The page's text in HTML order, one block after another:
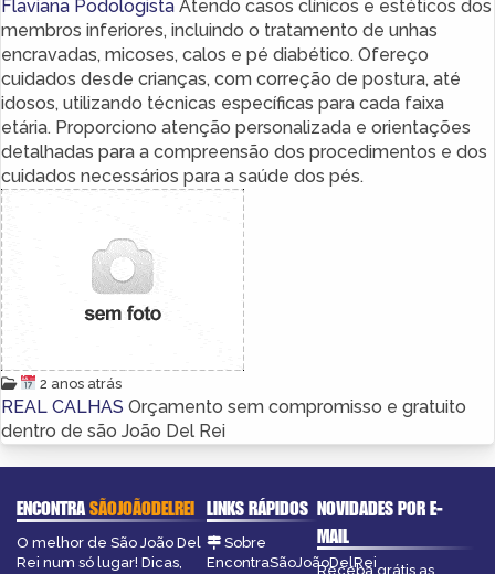
Flaviana Podologista Atendo casos clínicos e estéticos dos
membros inferiores, incluindo o tratamento de unhas
encravadas, micoses, calos e pé diabético. Ofereço
cuidados desde crianças, com correção de postura, até
idosos, utilizando técnicas específicas para cada faixa
etária. Proporciono atenção personalizada e orientações
detalhadas para a compreensão dos procedimentos e dos
cuidados necessários para a saúde dos pés.
2 anos atrás
REAL CALHAS Orçamento sem compromisso e gratuito
dentro de são João Del Rei
ENCONTRASÃOJOÃODELREI
O melhor de São João Del
Rei num só lugar! Dicas,
LINKS RÁPIDOS
Sobre
EncontraSãoJoãoDelRei
NOVIDADES POR E-
MAIL
Receba grátis as